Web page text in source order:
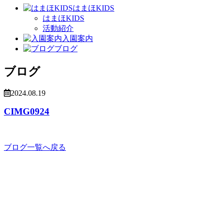
はまほKIDS
はまほKIDS
活動紹介
入園案内
ブログ
ブログ
2024.08.19
CIMG0924
ブログ一覧へ戻る